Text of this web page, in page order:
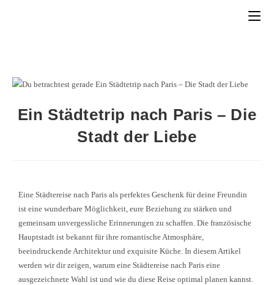
Ein Städtetrip nach Paris – Die
Stadt der Liebe
Eine Städtereise nach Paris als perfektes Geschenk für deine Freundin
ist eine wunderbare Möglichkeit, eure Beziehung zu stärken und
gemeinsam unvergessliche Erinnerungen zu schaffen. Die französische
Hauptstadt ist bekannt für ihre romantische Atmosphäre,
beeindruckende Architektur und exquisite Küche. In diesem Artikel
werden wir dir zeigen, warum eine Städtereise nach Paris eine
ausgezeichnete Wahl ist und wie du diese Reise optimal planen kannst.